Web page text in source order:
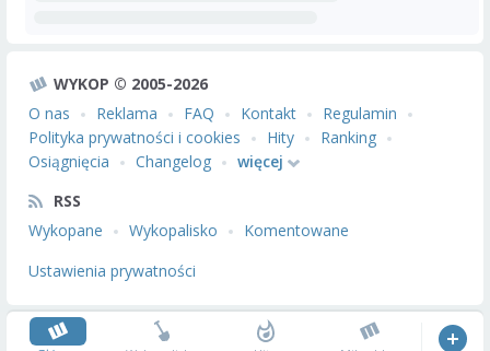
WYKOP © 2005-2026
O nas
Reklama FAQ Kontakt
Regulamin
Polityka prywatności i cookies
Hity
Ranking
Osiągnięcia
Changelog
więcej
RSS
Wykopane
Wykopalisko
Komentowane
Ustawienia prywatności